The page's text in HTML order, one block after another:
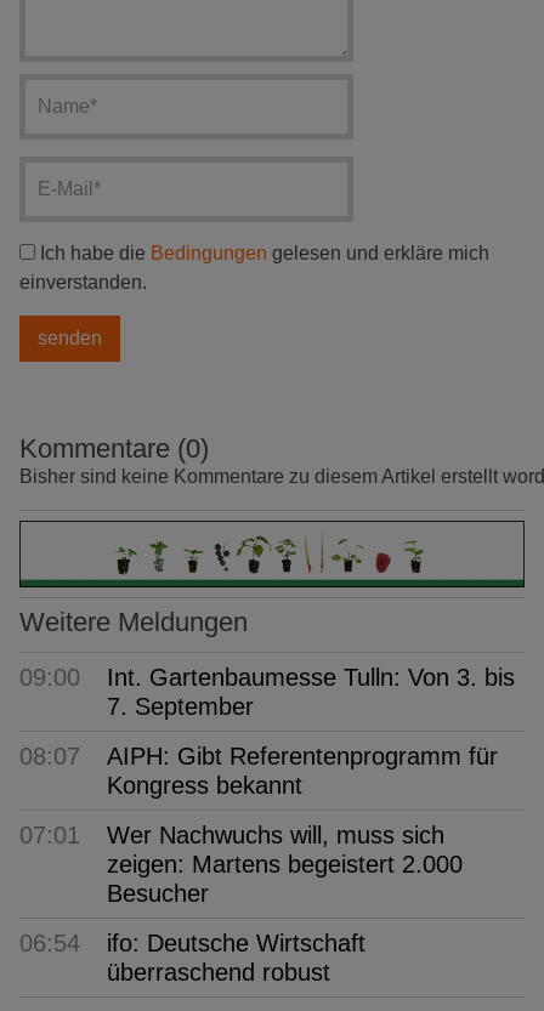
Ich habe die Bedingungen gelesen und erkläre mich
einverstanden.
Kommentare (0)
Bisher sind keine Kommentare zu diesem Artikel erstellt
Weitere Meldungen
09:00
Int. Gartenbaumesse Tulln: Von 3. bis
7. September
08:07
AIPH: Gibt Referentenprogramm für
Kongress bekannt
07:01
Wer Nachwuchs will, muss sich
zeigen: Martens begeistert 2.000
Besucher
06:54
ifo: Deutsche Wirtschaft
überraschend robust